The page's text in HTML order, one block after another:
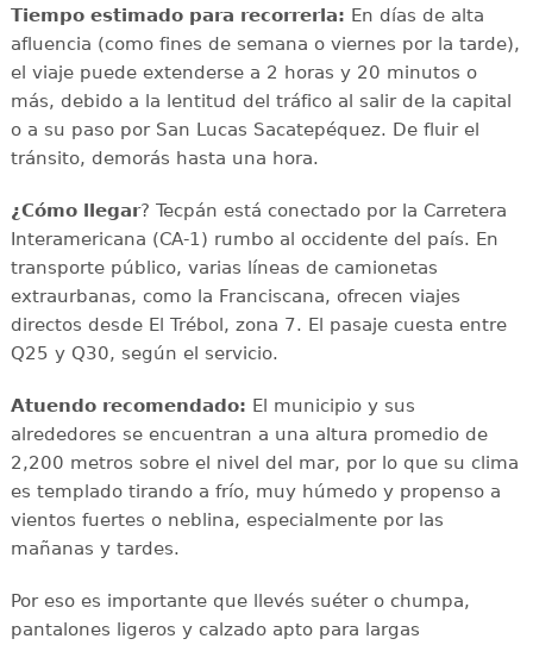
Tiempo estimado para recorrerla: En días de alta
afluencia (como fines de semana o viernes por la tarde),
el viaje puede extenderse a 2 horas y 20 minutos o
más, debido a la lentitud del tráfico al salir de la capital
o a su paso por San Lucas Sacatepéquez. De fluir el
tránsito, demorás hasta una hora.
¿Cómo llegar? Tecpán está conectado por la Carretera
Interamericana (CA-1) rumbo al occidente del país. En
transporte público, varias líneas de camionetas
extraurbanas, como la Franciscana, ofrecen viajes
directos desde El Trébol, zona 7. El pasaje cuesta entre
Q25 y Q30, según el servicio.
Atuendo recomendado: El municipio y sus
alrededores se encuentran a una altura promedio de
2,200 metros sobre el nivel del mar, por lo que su clima
es templado tirando a frío, muy húmedo y propenso a
vientos fuertes o neblina, especialmente por las
mañanas y tardes.
Por eso es importante que llevés suéter o chumpa,
pantalones ligeros y calzado apto para largas